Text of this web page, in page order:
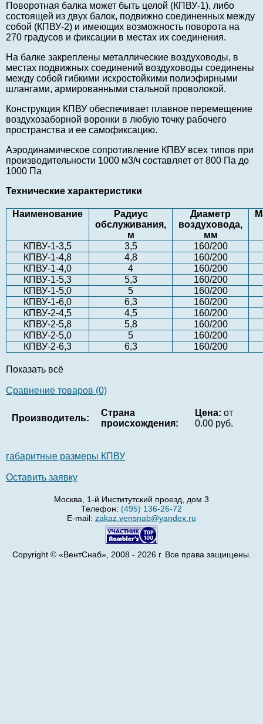
Поворотная балка может быть целой (КПВУ-1), либо
состоящей из двух балок, подвижно соединенных между
собой (КПВУ-2) и имеющих возможность поворота на
270 градусов и фиксации в местах их соединения.
На балке закреплены металлические воздуховоды, в
местах подвижных соединений воздуховоды соединены
между собой гибкими искростойкими полиэфирными
шлангами, армированными стальной проволокой.
Конструкция КПВУ обеспечивает плавное перемещение
воздухозаборной воронки в любую точку рабочего
пространства и ее самофиксацию.
Аэродинамическое сопротивление КПВУ всех типов при
производительности 1000 м3/ч составляет от 800 Па до
1000 Па
Технические характеристики
Наименование
Радиус
обслуживания,
м
Диаметр
воздуховода,
мм
КПВУ-1-3,5 3,5
160/200
КПВУ-1-4,8
4,8
160/200
КПВУ-1-4,0
4
160/200
КПВУ-1-5,3
5,3
160/200
КПВУ-1-5,0
5
160/200
КПВУ-1-6,0
6,3
160/200
КПВУ-2-4,5
4,5
160/200
КПВУ-2-5,8
5,8
160/200
КПВУ-2-5,0
5
160/200
КПВУ-2-6,3
6,3 160/200
Показать всё
Сравнение товаров (0)
Производитель:
Страна
происхождения:
Цена: от
0.00 руб.
габаритные размеры КПВУ
Оставить заявку
Москва, 1-й Институтский проезд, дом 3
Телефон: (495) 136-26-72
E-mail: zakaz.vensnab@yandex.ru
Copyright © «ВентСнаб», 2008 - 2026 г. Все права защищены.